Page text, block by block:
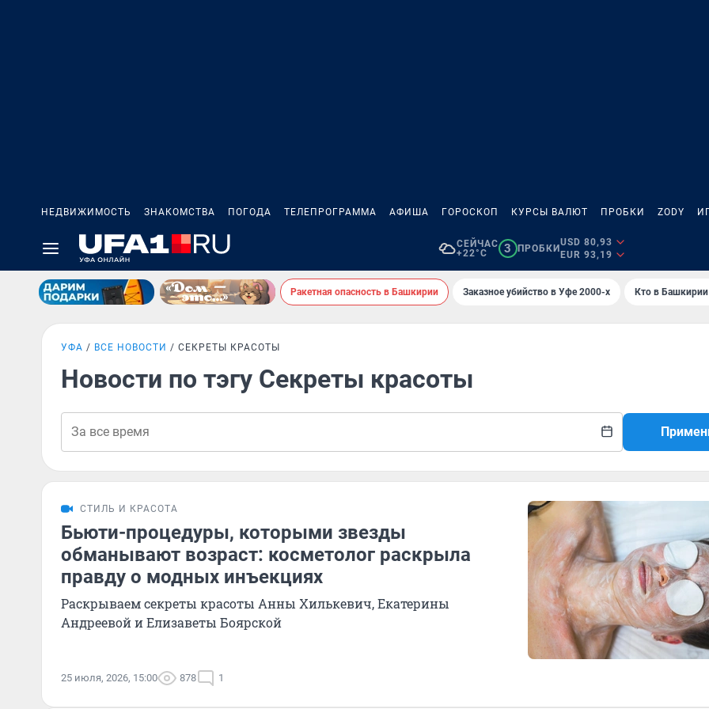
НЕДВИЖИМОСТЬ ЗНАКОМСТВА ПОГОДА ТЕЛЕПРОГРАММА АФИША ГОРОСКОП КУРСЫ ВАЛЮТ ПРОБКИ ZODY
СЕЙЧАС
+22°C
3 ПРОБКИ
USD 80,93
EUR 93,19
Ракетная опасность в Башкирии Заказное убийство в Уфе 2000-х Кто в Башкирии
УФА ВСЕ НОВОСТИ СЕКРЕТЫ КРАСОТЫ
Новости по тэгу Секреты красоты
СТИЛЬ И КРАСОТА
Бьюти-процедуры, которыми звезды
обманывают возраст: косметолог раскрыла
правду о модных инъекциях
Раскрываем секреты красоты Анны Хилькевич, Екатерины
Андреевой и Елизаветы Боярской
25 июля, 2026, 15:00 878 1